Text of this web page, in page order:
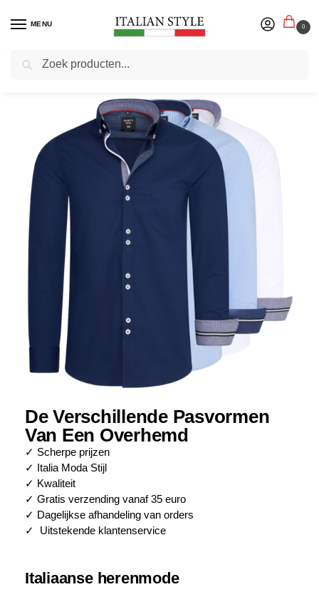
MENU 0
Home Blog / De Verschillende Pasvormen Van Een Overhemd
De Verschillende Pasvormen
Van Een Overhemd
✓ Scherpe prijzen
✓ Italia Moda Stijl
✓ Kwaliteit
✓ Gratis verzending vanaf 35 euro
✓ Dagelijkse afhandeling van orders
✓ Uitstekende klantenservice
Italiaanse herenmode